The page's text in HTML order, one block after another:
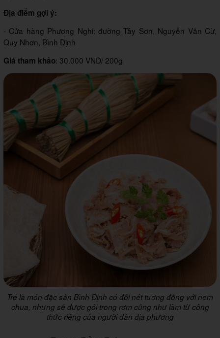
Địa điểm gợi ý:
- Cửa hàng Phương Nghi: đường Tây Sơn, Nguyễn Văn Cừ,
Quy Nhơn, Bình Định
Giá tham khảo: 30.000 VND/ 200g
Tré là món đặc sản Bình Định có đôi nét tương đồng với nem
chua, nhưng sẽ được gói trong rơm cũng như làm từ công
thức riêng của người dân địa phương